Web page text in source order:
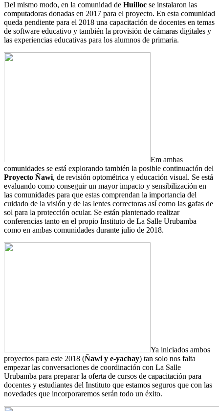
Del mismo modo, en la comunidad de Huilloc se instalaron las
computadoras donadas en 2017 para el proyecto. En esta comunidad
queda pendiente para el 2018 una capacitación de docentes en temas
de software educativo y también la provisión de cámaras digitales y
las experiencias educativas para los alumnos de primaria.
Em ambas
comunidades se está explorando también la posible continuación del
Proyecto Ñawi, de revisión optométrica y educación visual. Se está
evaluando como conseguir un mayor impacto y sensibilización en
las comunidades para que estas comprendan la importancia del
cuidado de la visión y de las lentes correctoras así como las gafas de
sol para la protección ocular. Se están plantenado realizar
conferencias tanto en el propio Instituto de La Salle Urubamba
como en ambas comunidades durante julio de 2018.
Ya iniciados ambos
proyectos para este 2018 (Ñawi y e-yachay) tan solo nos falta
empezar las conversaciones de coordinación con La Salle
Urubamba para preparar la oferta de cursos de capacitación para
docentes y estudiantes del Instituto que estamos seguros que con las
novedades que incorporaremos serán todo un éxito.